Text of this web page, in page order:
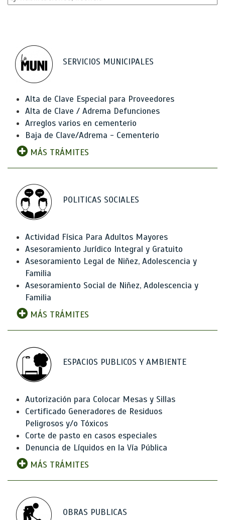
SERVICIOS MUNICIPALES
Alta de Clave Especial para Proveedores
Alta de Clave / Adrema Defunciones
Arreglos varios en cementerio
Baja de Clave/Adrema - Cementerio
MÁS TRÁMITES
POLITICAS SOCIALES
Actividad Física Para Adultos Mayores
Asesoramiento Jurídico Integral y Gratuito
Asesoramiento Legal de Niñez, Adolescencia y
Familia
Asesoramiento Social de Niñez, Adolescencia y
Familia
MÁS TRÁMITES
ESPACIOS PUBLICOS Y AMBIENTE
Autorización para Colocar Mesas y Sillas
Certificado Generadores de Residuos
Peligrosos y/o Tóxicos
Corte de pasto en casos especiales
Denuncia de Líquidos en la Vía Pública
MÁS TRÁMITES
OBRAS PUBLICAS